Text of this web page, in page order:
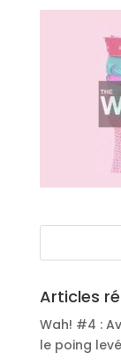
Articles
Wah! #4 :
le poing